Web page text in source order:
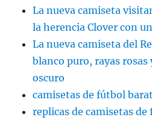
La nueva camiseta
la herencia Clover con
La nueva camiseta del
blanco puro, rayas rosas
oscuro
camisetas de fútbol
replicas de camisetas de